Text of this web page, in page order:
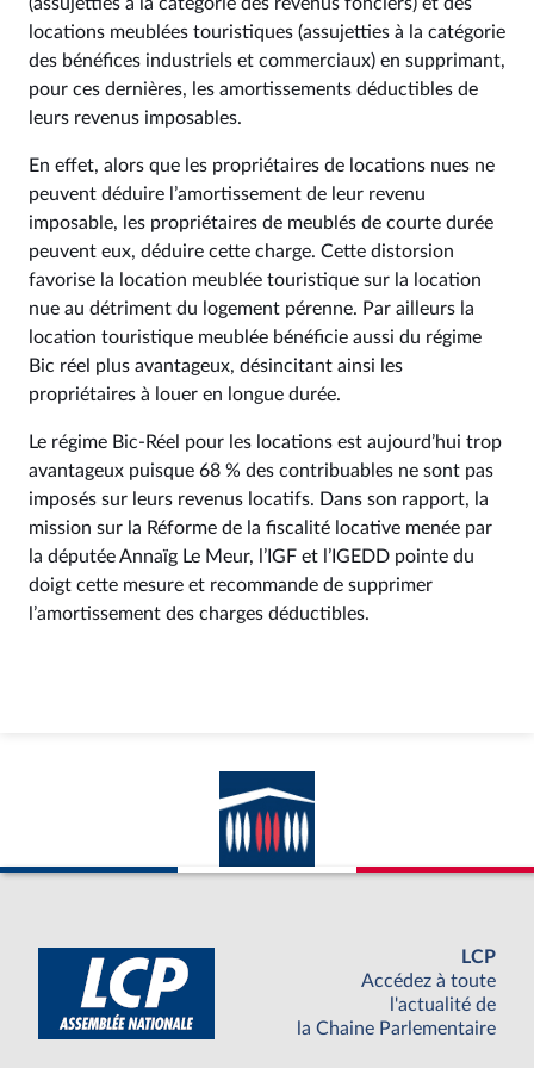
locations meublées touristiques (assujetties à la catégorie
des bénéfices industriels et commerciaux) en supprimant,
pour ces dernières, les amortissements déductibles de
leurs revenus imposables.
En effet, alors que les propriétaires de locations nues ne
peuvent déduire l’amortissement de leur revenu
imposable, les propriétaires de meublés de courte durée
peuvent eux, déduire cette charge. Cette distorsion
favorise la location meublée touristique sur la location
nue au détriment du logement pérenne. Par ailleurs la
location touristique meublée bénéficie aussi du régime
Bic réel plus avantageux, désincitant ainsi les
propriétaires à louer en longue durée.
Le régime Bic-Réel pour les locations est aujourd’hui trop
avantageux puisque 68 % des contribuables ne sont pas
imposés sur leurs revenus locatifs. Dans son rapport, la
mission sur la Réforme de la fiscalité locative menée par
la députée Annaïg Le Meur, l’IGF et l’IGEDD pointe du
doigt cette mesure et recommande de supprimer
l’amortissement des charges déductibles.
LCP
Accédez à toute
l'actualité de
la Chaine Parlementaire